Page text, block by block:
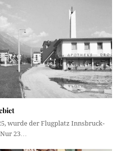
wurde der Flugplatz Innsbruck-
23…